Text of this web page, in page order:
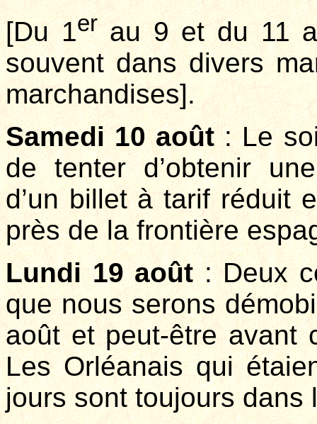
[Du 1erau 9 et du 11
souvent dans divers
marchandises].
Samedi 10 août: Le
de tenter d’obtenir
d’un billet à tarif réduit
près de la frontière
Lundi 19 août: Deux
que nous serons
août et peut-être avant
Les Orléanais qui
jours sont toujours dans